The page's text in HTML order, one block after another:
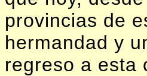
provincias de
hermandad y
regreso a esta